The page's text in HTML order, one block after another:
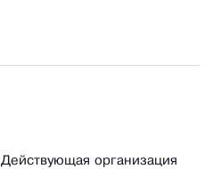
Действующая организация